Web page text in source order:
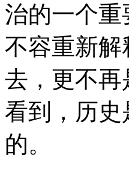
治的一个
不容重新
去，更不
看到，历
的。